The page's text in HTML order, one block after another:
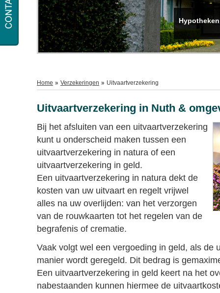
Hypotheken
Home Verzekeringen Uitvaartverzekering
Uitvaartverzekering in Nuth &
Bij het afsluiten van een uitvaartverzekering
kunt u onderscheid maken tussen een
uitvaartverzekering in natura of een
uitvaartverzekering in geld.
Een uitvaartverzekering in natura dekt de
kosten van uw uitvaart en regelt vrijwel
alles na uw overlijden: van het verzorgen
van de rouwkaarten tot het regelen van de
begrafenis of crematie.
Vaak volgt wel een vergoeding in geld, als de
manier wordt geregeld. Dit bedrag is
Een uitvaartverzekering in geld keert na het
nabestaanden kunnen hiermee de